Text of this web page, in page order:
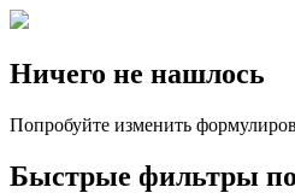
Ничего не нашлось
Попробуйте изменить
Быстрые фильтры